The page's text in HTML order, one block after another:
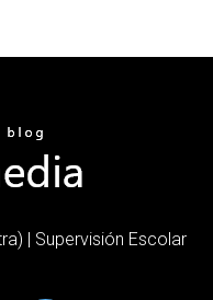
| Supervisión Escolar